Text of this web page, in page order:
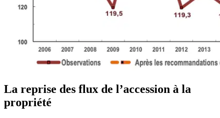
La reprise des flux de l’accession à la
propriété